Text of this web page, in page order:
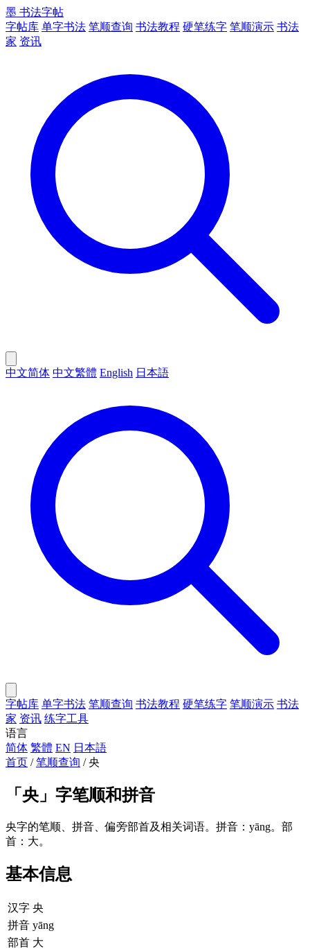
墨 书法字帖
字帖库 单字书法 笔顺查询 书法教程 硬笔练字 笔顺演示 书法
家 资讯
中文简体 中文繁體 English 日本語
字帖库 单字书法 笔顺查询 书法教程 硬笔练字 笔顺演示 书法
家 资讯 练字工具
语言
简体 繁體 EN 日本語
首页 / 笔顺查询 / 央
「 央 」字笔顺和拼音
央字的笔顺、拼音、偏旁部首及相关词语。拼音：yāng。部
首：大。
基本信息
汉字 央
拼音 yāng
部首 大